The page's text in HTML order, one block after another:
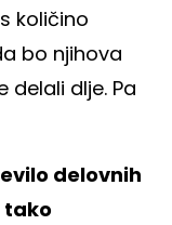
količino
bo njihova
delali dlje. Pa
delovnih
tako